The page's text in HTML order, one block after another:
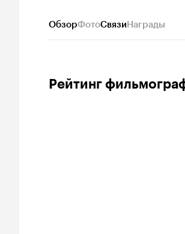
ОбзорФотоСвязиНаграды
Рейтинг